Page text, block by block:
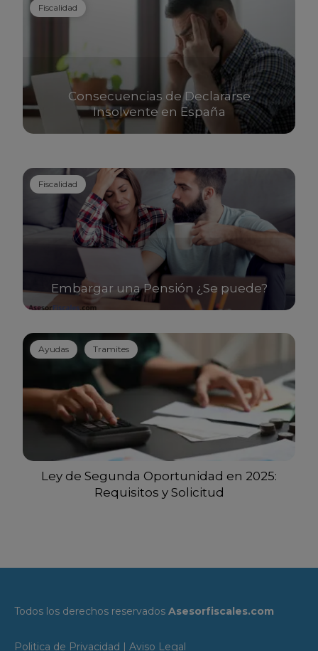
Fiscalidad
Consecuencias de Declararse
Insolvente en España
Fiscalidad
Embargar una Pensión ¿Se puede?
Ayudas Tramites
Ley de Segunda Oportunidad en 2025:
Requisitos y Solicitud
Todos los derechos reservados Asesorfiscales.com
Politica de Privacidad | Aviso Legal